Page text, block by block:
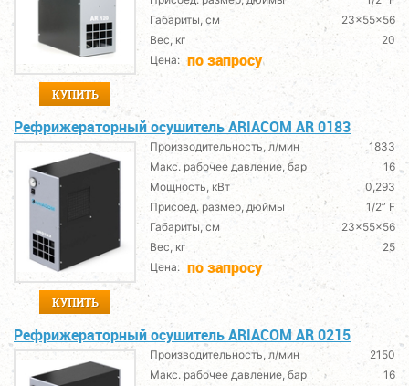
КУПИТЬ
Габариты, см
23x55x56
Вес, кг
20
Цена: по запросу
Рефрижераторный осушитель ARIACOM AR 0183
КУПИТЬ
Производительность, л/мин
1833
Макс. рабочее давление, бар
16
Мощность, кВт
0,293
Присоед. размер, дюймы
1/2” F
Габариты, см
23x55x56
Вес, кг
25
Цена: по запросу
Рефрижераторный осушитель ARIACOM AR 0215
Производительность, л/мин
2150
Макс. рабочее давление, бар
16